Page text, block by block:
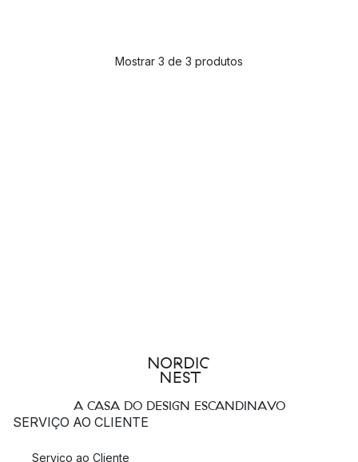
Mostrar 3 de 3 produtos
A CASA DO DESIGN ESCANDINAVO
SERVIÇO AO CLIENTE
Serviço ao Cliente